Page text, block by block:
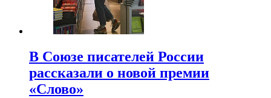
В Союзе писателей России
рассказали о новой премии
«Слово»